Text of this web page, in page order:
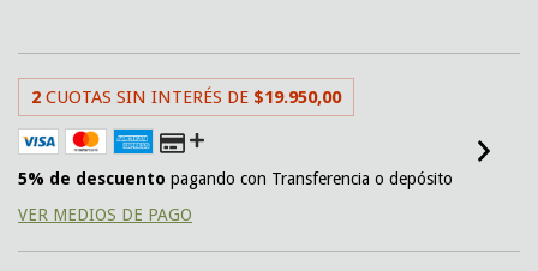
2 CUOTAS SIN INTERÉS DE $19.950,00
5% de descuento pagando con Transferencia o depósito
VER MEDIOS DE PAGO